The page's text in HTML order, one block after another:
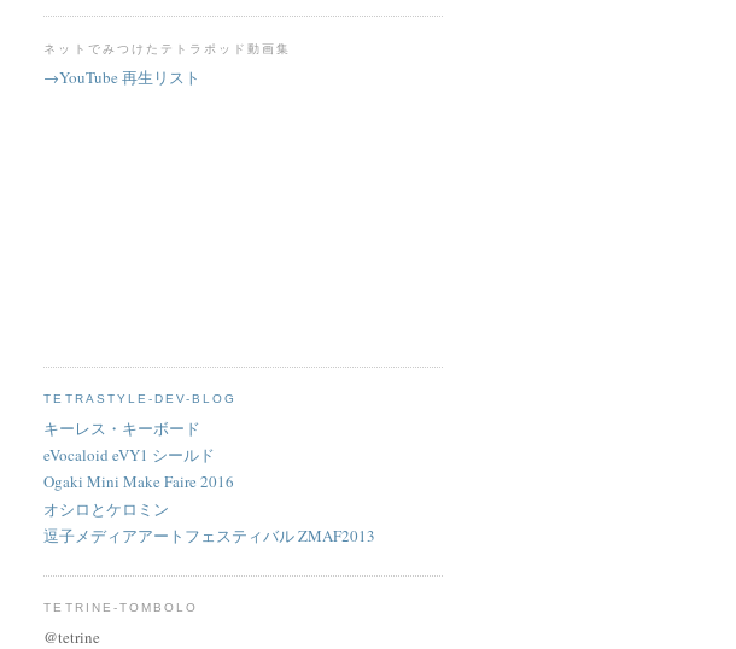
ネットでみつけたテトラポッド動画集
→YouTube 再生リスト
TETRASTYLE-DEV-BLOG
キーレス・キーボード
eVocaloid eVY1 シールド
Ogaki Mini Make Faire 2016
オシロとケロミン
逗子メディアアートフェスティバル ZMAF2013
TETRINE-TOMBOLO
@tetrine